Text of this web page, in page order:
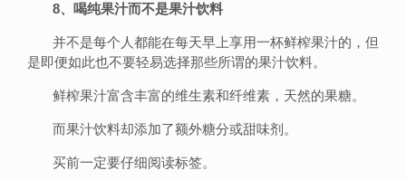
8、喝纯果汁而不是果汁饮料
并不是每个人都能在每天早上享用一杯鲜榨果汁的，但
是即便如此也不要轻易选择那些所谓的果汁饮料。
鲜榨果汁富含丰富的维生素和纤维素，天然的果糖。
而果汁饮料却添加了额外糖分或甜味剂。
买前一定要仔细阅读标签。